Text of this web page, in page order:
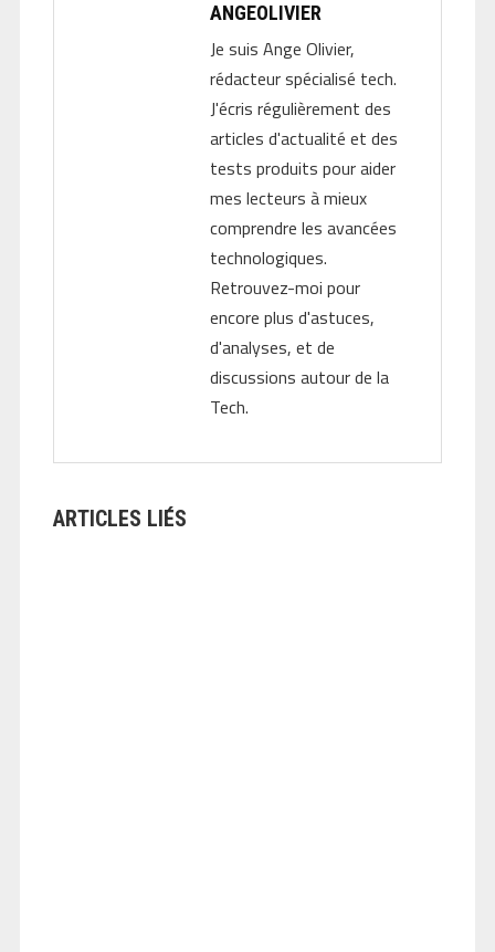
ANGEOLIVIER
Je suis Ange Olivier,
rédacteur spécialisé tech.
J'écris régulièrement des
articles d'actualité et des
tests produits pour aider
mes lecteurs à mieux
comprendre les avancées
technologiques.
Retrouvez-moi pour
encore plus d'astuces,
d'analyses, et de
discussions autour de la
Tech.
ARTICLES LIÉS